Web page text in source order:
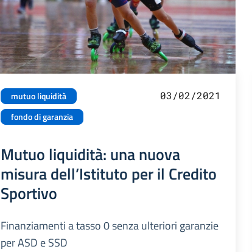
mutuo liquidità
fondo di garanzia
03/02/2021
Mutuo liquidità: una nuova
misura dell’Istituto per il Credito
Sportivo
Finanziamenti a tasso 0 senza ulteriori garanzie
per ASD e SSD